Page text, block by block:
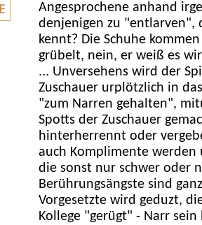
Angesprochene anhand
denjenigen zu "entlarven",
kennt? Die Schuhe
grübelt, nein, er weiß es
... Unversehens wird der
Zuschauer urplötzlich in
"zum Narren gehalten",
Spotts der Zuschauer
hinterherrennt oder
auch Komplimente werden
die sonst nur schwer oder
Berührungsängste sind
Vorgesetzte wird geduzt,
Kollege "gerügt" - Narr